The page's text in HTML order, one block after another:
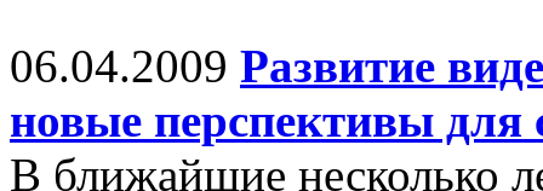
06.04.2009 Развитие
новые перспективы для
В ближайшие несколько